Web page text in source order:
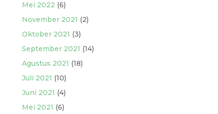
Mei 2022 (6)
November 2021 (2)
Oktober 2021 (3)
September 2021 (14)
Agustus 2021 (18)
Juli 2021 (10)
Juni 2021 (4)
Mei 2021 (6)